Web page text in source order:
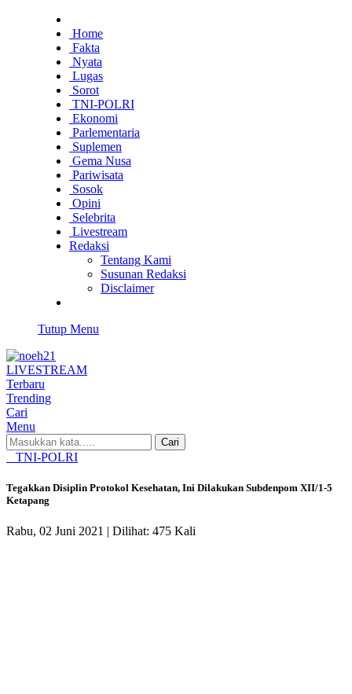
Home
Fakta
Nyata
Lugas
Sorot
TNI-POLRI
Ekonomi
Parlementaria
Suplemen
Gema Nusa
Pariwisata
Sosok
Opini
Selebrita
Livestream
Redaksi
Tentang Kami
Susunan Redaksi
Disclaimer
Tutup Menu
LIVESTREAM
Terbaru
Trending
Cari
Menu
Cari
TNI-POLRI
Tegakkan Disiplin Protokol Kesehatan, Ini Dilakukan Subdenpom XII/1-5
Ketapang
Rabu, 02 Juni 2021 | Dilihat: 475 Kali